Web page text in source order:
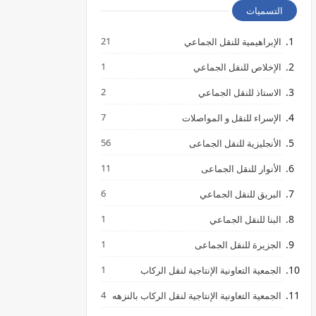
التسميات
الإبراهيمية للنقل الجماعي 21
الإخلاص للنقل الجماعي 1
الاستاذ للنقل الجماعي 2
الإسراء للنقل و المواصلات 7
الأنجليزية للنقل الجماعى 56
الأنوار للنقل الجماعى 11
البريق للنقل الجماعي 6
البنا للنقل الجماعي 1
الجزيرة للنقل الجماعى 1
الجمعية التعاونية الإنتاجية لنقل الركاب 1
الجمعية التعاونية الإنتاجية لنقل الركاب بالنزهه 4